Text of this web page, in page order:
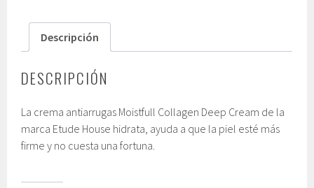
Descripción
DESCRIPCIÓN
La crema antiarrugas Moistfull Collagen Deep Cream de la
marca Etude House hidrata, ayuda a que la piel esté más
firme y no cuesta una fortuna.